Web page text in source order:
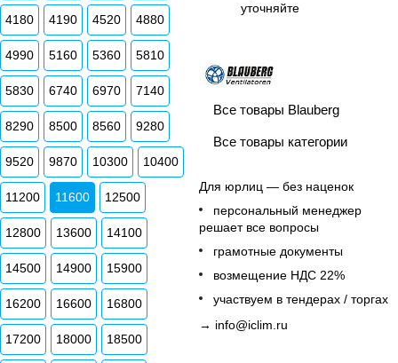
4180 4190 4520 4880
4990 5160 5360 5810
5830 6740 6970 7140
8290 8500 8560 9280
9520 9870 10300 10400
11200 11600 12500
12800 13600 14100
14500 14900 15900
16200 16600 16800
17200 18000 18500
уточняйте
Все товары Blauberg
Все товары категории
Для юрлиц — без наценок
персональный менеджер
решает все вопросы
грамотные документы
возмещение НДС 22%
участвуем в тендерах / торгах
→ info@iclim.ru